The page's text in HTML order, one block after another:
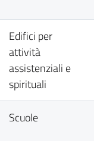
Edifici per
attività
assistenziali e
spirituali
Scuole